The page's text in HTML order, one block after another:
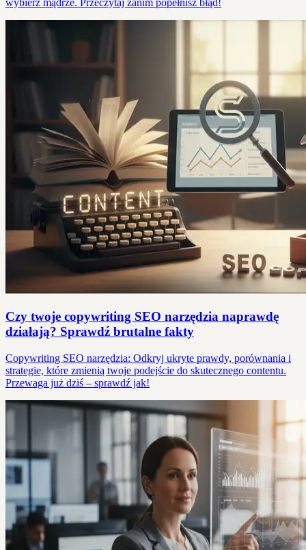
wybierz mądrze. Przeczytaj zanim popełnisz błąd!
Czy twoje copywriting SEO narzędzia naprawdę
działają? Sprawdź brutalne fakty
Copywriting SEO narzędzia: Odkryj ukryte prawdy, porównania i
strategie, które zmienią twoje podejście do skutecznego contentu.
Przewaga już dziś – sprawdź jak!